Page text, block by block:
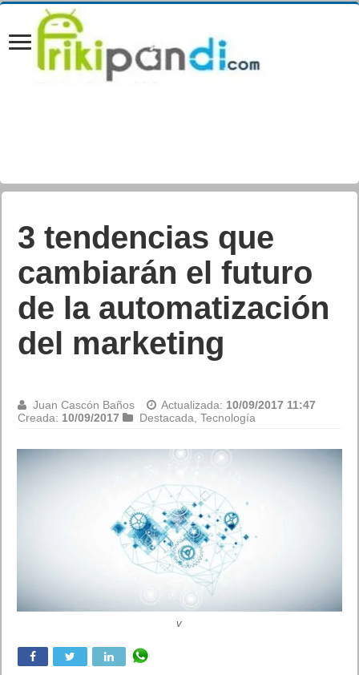
3 tendencias que
cambiarán el futuro
de la automatización
del marketing
Juan Cascón Baños Actualizada: 10/09/2017 11:47
Creada: 10/09/2017 Destacada ,Tecnología
v